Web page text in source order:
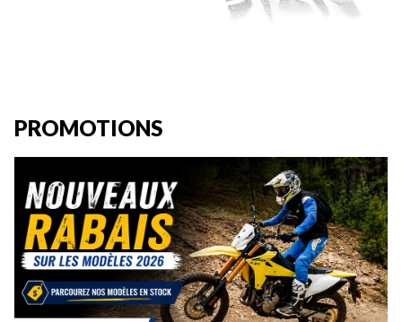
PROMOTIONS